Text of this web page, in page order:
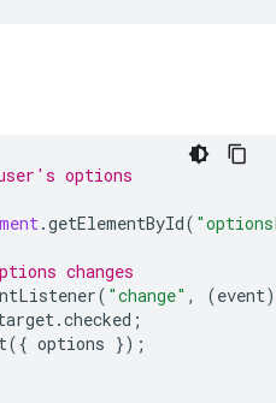
options
.getElementById(
changes
( "change" , (event)
.checked ;
({ options });